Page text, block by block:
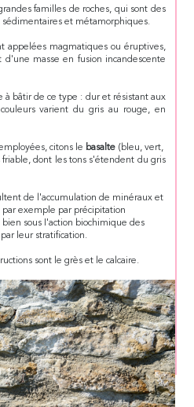
familles de roches, qui sont des
et métamorphiques.
appelées magmatiques ou éruptives,
masse en fusion incandescente
à bâtir de ce type : dur et résistant aux
varient du gris au rouge, en
citons le basalte (bleu, vert,
friable, dont les tons s'étendent du gris
de l'accumulation de minéraux et
exemple par précipitation
sous I'action biochimique des
leur stratification.
sont le grès et le calcaire.